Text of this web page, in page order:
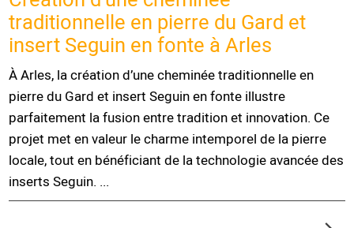
traditionnelle en pierre du Gard et
insert Seguin en fonte à Arles
À Arles, la création d’une cheminée traditionnelle en
pierre du Gard et insert Seguin en fonte illustre
parfaitement la fusion entre tradition et innovation. Ce
projet met en valeur le charme intemporel de la pierre
locale, tout en bénéficiant de la technologie avancée des
inserts Seguin. ...